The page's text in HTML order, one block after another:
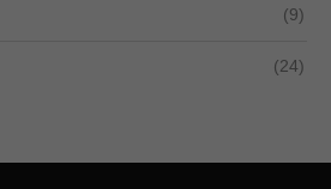
(9)
(24)